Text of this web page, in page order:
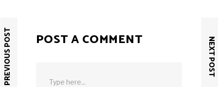
PREVIOUS POST NEXT POST
POST A COMMENT